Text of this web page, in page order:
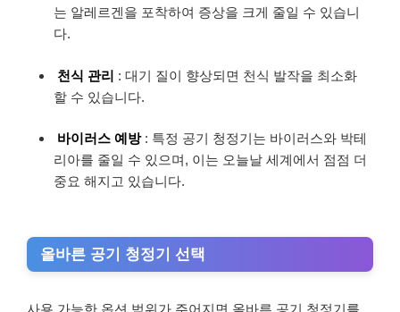
는 알레르겐을 포착하여 증상을 크게 줄일 수 있습니
다.
천식 관리 : 대기 질이 향상되면 천식 발작을 최소화
할 수 있습니다.
바이러스 예방 : 특정 공기 청정기는 바이러스와 박테
리아를 줄일 수 있으며, 이는 오늘날 세계에서 점점 더
중요 해지고 있습니다.
올바른 공기 청정기 선택
사용 가능한 옵션 범위가 주어지면 올바른 공기 청정기를